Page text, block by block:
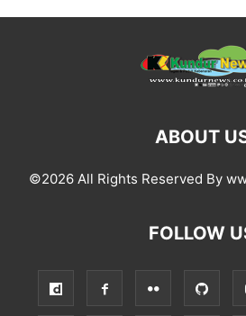
ABOUT
©2026 All Rights Reserved By
FOLLOW